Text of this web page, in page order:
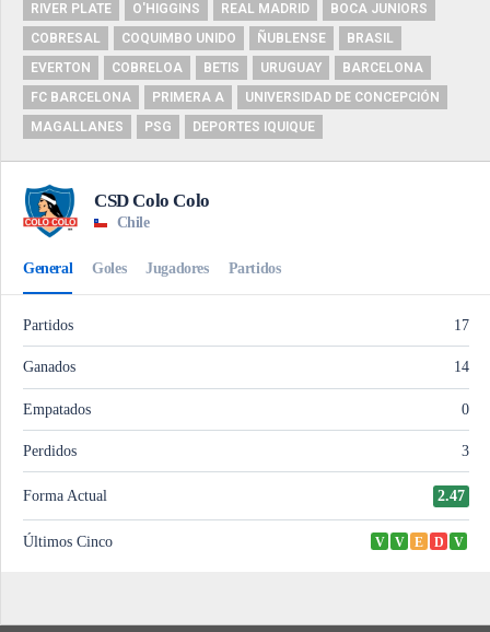
RIVER PLATE
O'HIGGINS REAL MADRID
BOCA JUNIORS
COBRESAL
COQUIMBO UNIDO ÑUBLENSE
BRASIL
EVERTON
COBRELOA BETIS URUGUAY
BARCELONA
FC BARCELONA
PRIMERA A
UNIVERSIDAD DE CONCEPCIÓN
MAGALLANES
PSG DEPORTES IQUIQUE